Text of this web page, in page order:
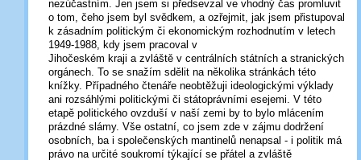
nezúčastním. Jen jsem si předsevzal ve vhodný čas promluvit
o tom, čeho jsem byl svědkem, a ozřejmit, jak jsem přistupoval
k zásadním politickým či ekonomickým rozhodnutím v letech
1949-1988, kdy jsem pracoval v
Jihočeském kraji a zvláště v centrálních státních a stranických
orgánech. To se snažím sdělit na několika stránkách této
knížky. Případného čtenáře neobtěžuji ideologickými výklady
ani rozsáhlými politickými či státoprávními esejemi. V této
etapě politického ovzduší v naší zemi by to bylo mlácením
prázdné slámy. Vše ostatní, co jsem zde v zájmu dodržení
osobních, ba i společenských mantinelů nenapsal - i politik má
právo na určité soukromí týkající se přátel a zvláště